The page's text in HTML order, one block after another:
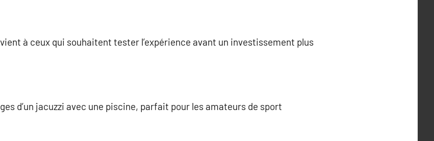
à ceux qui souhaitent tester l’expérience avant un investissement plus
d’un jacuzzi avec une piscine, parfait pour les amateurs de sport